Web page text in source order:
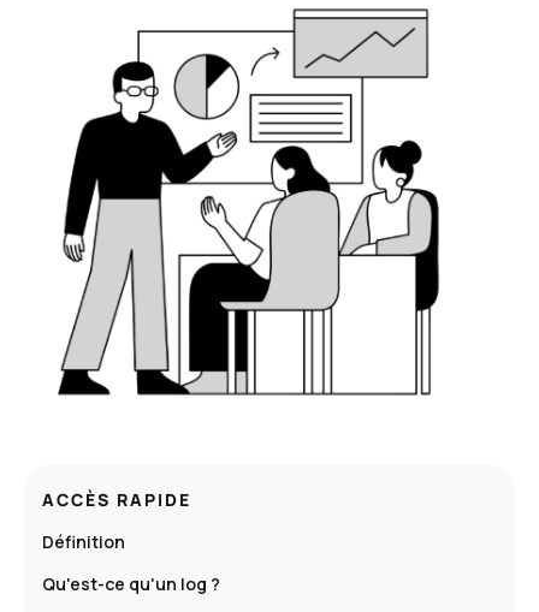
ACCÈS RAPIDE
Définition
Qu'est-ce qu'un log ?